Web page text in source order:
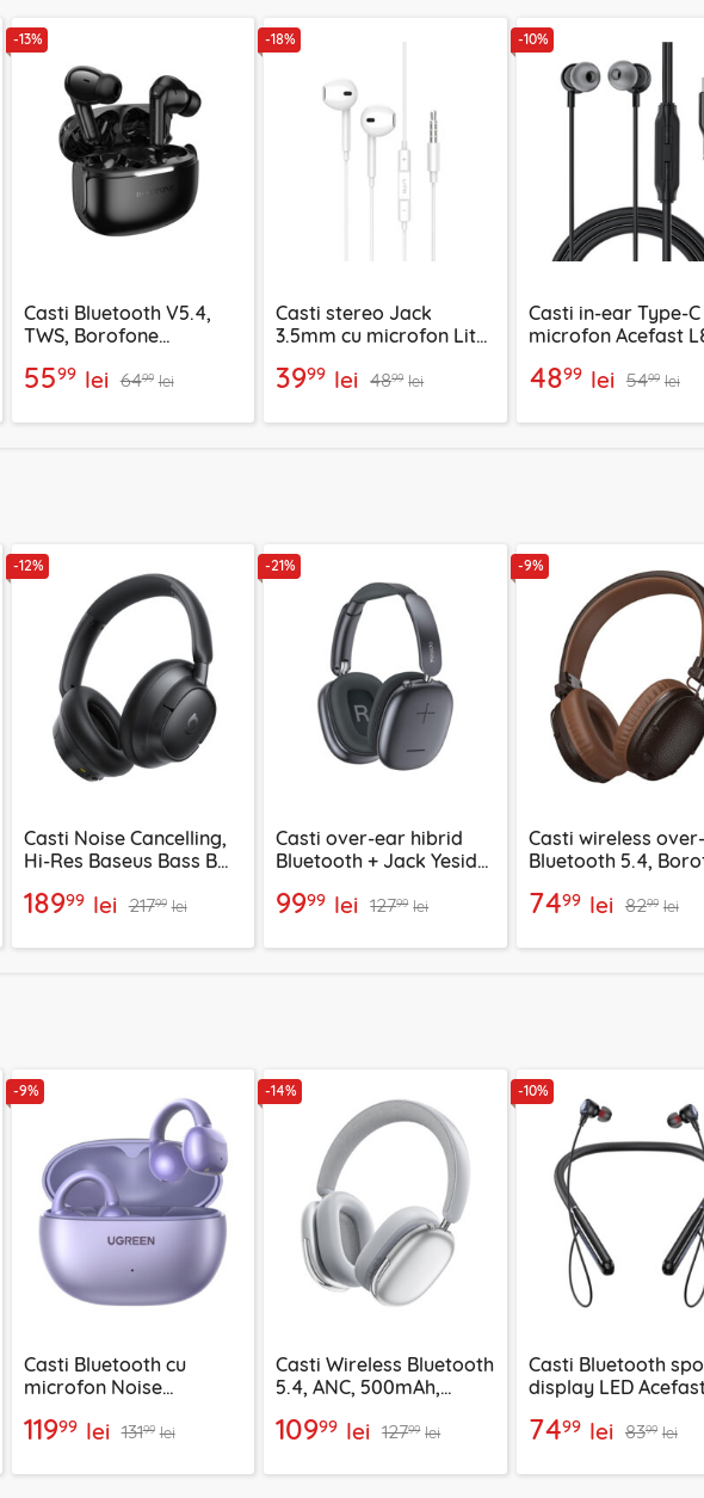
-13%
Casti Bluetooth V5.4,
TWS, Borofone
5599 lei 6499 lei
-18%
Casti stereo Jack
3.5mm cu microfon Lito
3999 lei 4899 lei
-10%
Casti in-ear Type-C
microfon Acefast
4899 lei 5499 lei
-12%
Casti Noise Cancelling,
Hi-Res Baseus Bass BH1
18999 lei 21799 lei
-21%
Casti over-ear hibrid
Bluetooth + Jack Yesido
9999 lei 12799 lei
-9%
Casti wireless
Bluetooth 5.4,
7499 lei 8299 lei
-9%
Casti Bluetooth cu
microfon Noise
55430
11999 lei 13199 lei
-14%
Casti Wireless Bluetooth
5.4, ANC, 500mAh,
10999 lei 12799 lei
-10%
Casti Bluetooth
display LED
7499 lei 8399 lei